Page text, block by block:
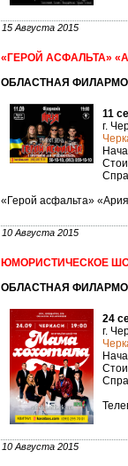
15 Августа 2015
«ГЕРОЙ АСФАЛЬТА»
ОБЛАСТНАЯ
11
г.
«Герой асфальта»
10 Августа 2015
ЮМОРИСТИЧЕСКОЕ
ОБЛАСТНАЯ
24
г.
10 Августа 2015